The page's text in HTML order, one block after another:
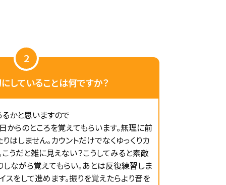
2
していることは何ですか？
かと思いますので
らのところを覚えてもらいます。無理に前
はしません。カウントだけでなくゆっくりカ
うだと雑に見えない？こうしてみると素敵
ながら覚えてもらい。あとは反復練習しま
をして進めます。振りを覚えたらより音を